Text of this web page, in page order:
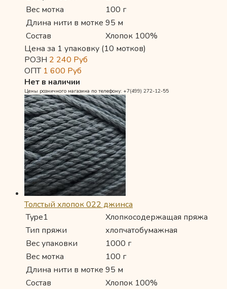
Вес мотка
100 г
Длина нити в мотке 95 м
Состав
Хлопок 100%
Цена за 1 упаковку (10 мотков)
РОЗН 2 240 Руб
ОПТ 1 600 Руб
Нет в наличии
Цены розничного магазина по телефону: +7(499) 272-12-55
Толстый хлопок 022 джинса
Type1
Хлопкосодержащая пряжа
Тип пряжи
хлопчатобумажная
Вес упаковки
1000 г
Вес мотка
100 г
Длина нити в мотке 95 м
Состав
Хлопок 100%